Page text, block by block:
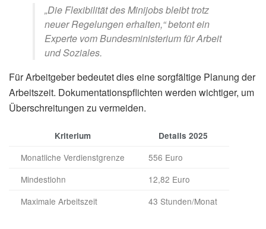
„Die Flexibilität des Minijobs bleibt trotz
neuer Regelungen erhalten,“ betont ein
Experte vom Bundesministerium für Arbeit
und Soziales.
Für Arbeitgeber bedeutet dies eine sorgfältige Planung der
Arbeitszeit. Dokumentationspflichten werden wichtiger, um
Überschreitungen zu vermeiden.
Kriterium Details 2025
Monatliche Verdienstgrenze
556 Euro
Mindestlohn
12,82 Euro
Maximale Arbeitszeit
43 Stunden/Monat